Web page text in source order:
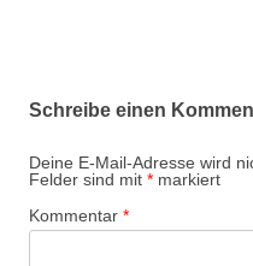
Schreibe einen
Deine E-Mail-Adresse wird
Felder sind mit * markiert
Kommentar *